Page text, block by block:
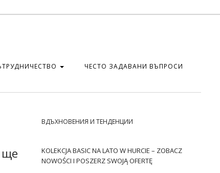
ЧЕСТО ЗАДАВАНИ ВЪПРОСИ
ще
ВДЪХНОВЕНИЯ И ТЕНДЕНЦИИ
KOLEKCJA BASIC NA LATO W HURCIE – ZOBACZ
NOWOŚCI I POSZERZ SWOJĄ OFERTĘ